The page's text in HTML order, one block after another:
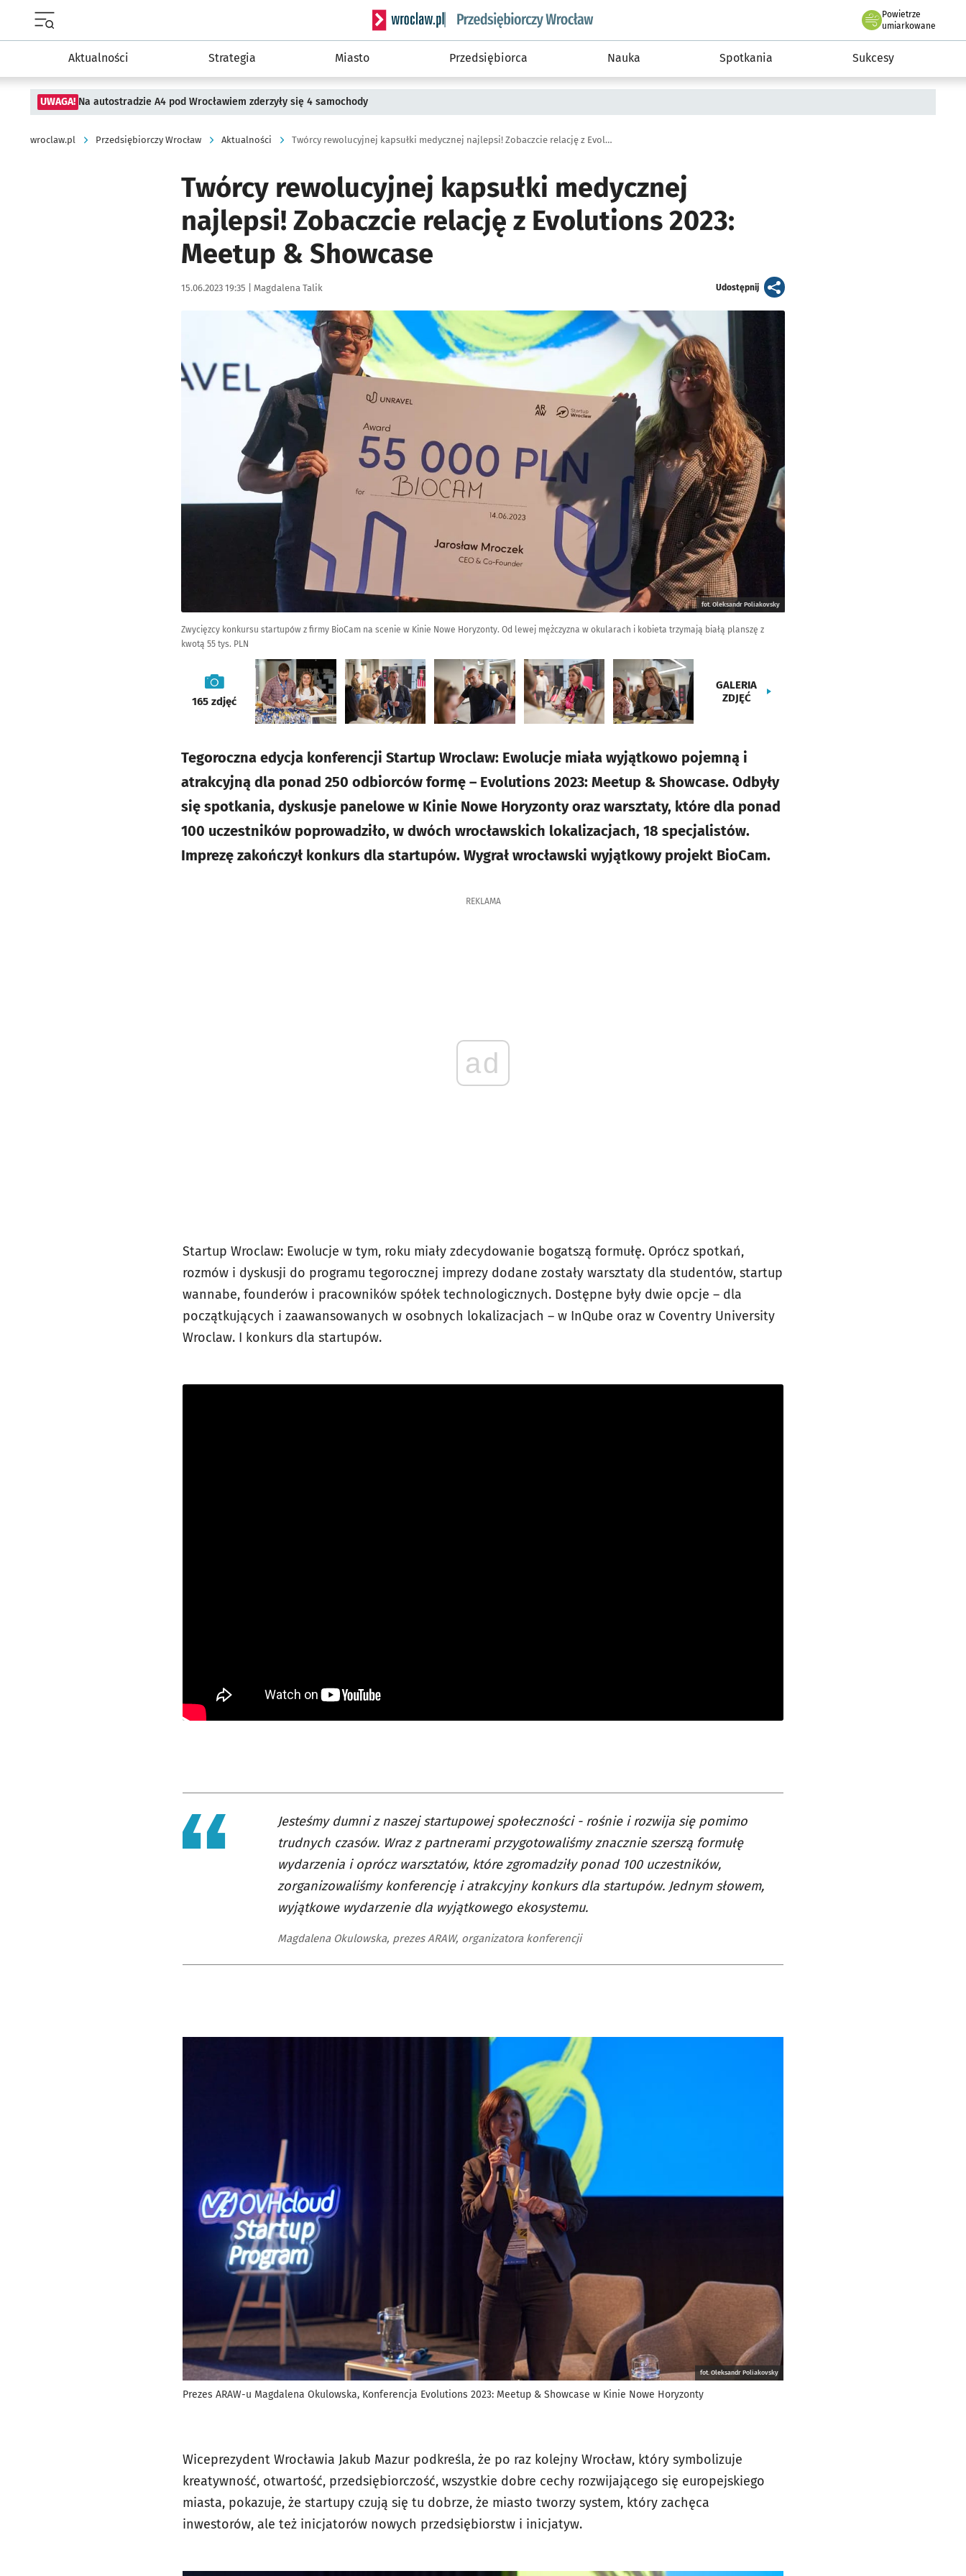
Serwis informacyjny wroclaw.pl podserwis: Strategia rozwoju przedsiębiorczości miasta Wrocławia
Powietrze
we Wrocławiu
umiarkowane
Aktualności Strategia Miasto Przedsiębiorca Nauka Spotkania Sukcesy
UWAGA! Na autostradzie A4 pod Wrocławiem zderzyły się 4 samochody
wroclaw.pl Przedsiębiorczy Wrocław Aktualności Twórcy rewolucyjnej kapsułki medycznej najlepsi! Zobaczcie relację z Evolutions 2023: Meetup & Showcase
Twórcy rewolucyjnej kapsułki medycznej
najlepsi! Zobaczcie relację z Evolutions 2023:
Meetup & Showcase
Data publikacji:
15.06.2023 19:35 | Autor:
Magdalena Talik Udostępnijartykuł
Kliknij, aby zobaczyć galerię
fot. Oleksandr Poliakovsky
Zwycięzcy konkursu startupów z firmy BioCam na scenie w Kinie Nowe Horyzonty. Od lewej mężczyzna w okularach i kobieta trzymają białą planszę z
kwotą 55 tys. PLN
galeria
165zdjęć
GALERIA
ZDJĘĆ
Tegoroczna edycja konferencji Startup Wroclaw: Ewolucje miała wyjątkowo pojemną i
atrakcyjną dla ponad 250 odbiorców formę – Evolutions 2023: Meetup & Showcase. Odbyły
się spotkania, dyskusje panelowe w Kinie Nowe Horyzonty oraz warsztaty, które dla ponad
100 uczestników poprowadziło, w dwóch wrocławskich lokalizacjach, 18 specjalistów.
Imprezę zakończył konkurs dla startupów. Wygrał wrocławski wyjątkowy projekt BioCam.
REKLAMA
ad
Startup Wroclaw: Ewolucje w tym, roku miały zdecydowanie bogatszą formułę. Oprócz spotkań,
rozmów i dyskusji do programu tegorocznej imprezy dodane zostały warsztaty dla studentów, startup
wannabe, founderów i pracowników spółek technologicznych. Dostępne były dwie opcje – dla
początkujących i zaawansowanych w osobnych lokalizacjach – w InQube oraz w Coventry University
Wroclaw. I konkurs dla startupów.
Jesteśmy dumni z naszej startupowej społeczności - rośnie i rozwija się pomimo
trudnych czasów. Wraz z partnerami przygotowaliśmy znacznie szerszą formułę
wydarzenia i oprócz warsztatów, które zgromadziły ponad 100 uczestników,
zorganizowaliśmy konferencję i atrakcyjny konkurs dla startupów. Jednym słowem,
wyjątkowe wydarzenie dla wyjątkowego ekosystemu.
Magdalena Okulowska, prezes ARAW, organizatora konferencji
fot. Oleksandr Poliakovsky
Prezes ARAW-u Magdalena Okulowska, Konferencja Evolutions 2023: Meetup & Showcase w Kinie Nowe Horyzonty
Wiceprezydent Wrocławia Jakub Mazur podkreśla, że po raz kolejny Wrocław, który symbolizuje
kreatywność, otwartość, przedsiębiorczość, wszystkie dobre cechy rozwijającego się europejskiego
miasta, pokazuje, że startupy czują się tu dobrze, że miasto tworzy system, który zachęca
inwestorów, ale też inicjatorów nowych przedsiębiorstw i inicjatyw.